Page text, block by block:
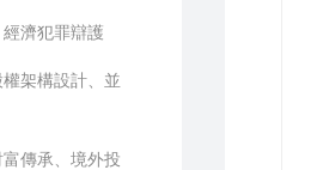
濟犯罪辯護
架構設計、並
傳承、境外投